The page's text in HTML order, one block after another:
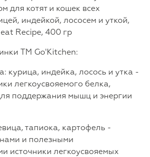
для котят и кошек всех
индейкой, лососем и уткой,
Recipe, 400 гр
TM Go'Kitchen:
курица, индейка, лосось и утка -
легкоусвояемого белка,
поддержания мышц и энергии
тапиока, картофель -
и полезными
источники легкоусвояемых